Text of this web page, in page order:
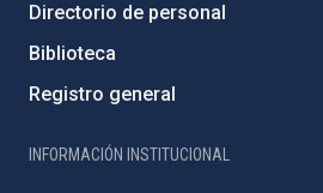
Directorio de personal
Biblioteca
Registro general
INFORMACIÓN INSTITUCIONAL